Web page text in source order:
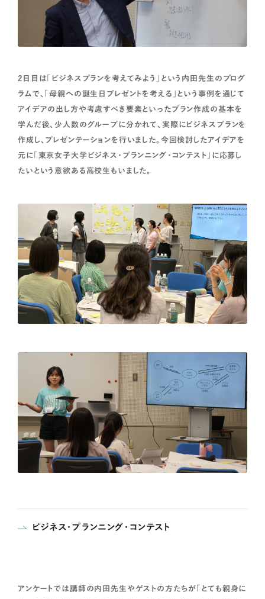
2日目は「ビジネスプランを考えてみよう」という内田先生のプログ
ラムで、「母親への誕生日プレゼントを考える」という事例を通じて
アイデアの出し方や考慮すべき要素といったプラン作成の基本を
学んだ後、少人数のグループに分かれて、実際にビジネスプランを
作成し、プレゼンテーションを行いました。今回検討したアイデアを
元に「東京女子大学ビジネス・プランニング・コンテスト」に応募し
たいという意欲ある高校生もいました。
ビジネス・プランニング・コンテスト
アンケートでは講師の内田先生やゲストの方たちが「とても親⾝に